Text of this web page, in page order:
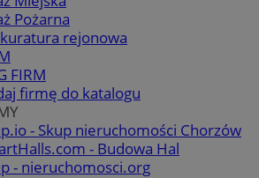
Pożarna
rejonowa
FIRM
firmę do katalogu
- Skup nieruchomości Chorzów
- Budowa Hal
- nieruchomosci.org